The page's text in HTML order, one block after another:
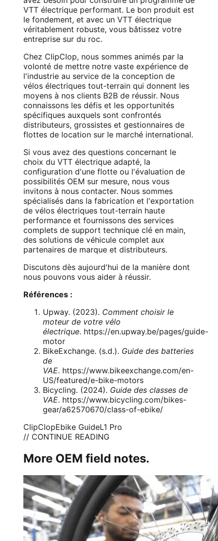
VTT électrique performant. Le bon produit est
le fondement, et avec un VTT électrique
véritablement robuste, vous bâtissez votre
entreprise sur du roc.
Chez ClipClop, nous sommes animés par la
volonté de mettre notre vaste expérience de
l'industrie au service de la conception de
vélos électriques tout-terrain qui donnent les
moyens à nos clients B2B de réussir. Nous
connaissons les défis et les opportunités
spécifiques auxquels sont confrontés
distributeurs, grossistes et gestionnaires de
flottes de location sur le marché international.
Si vous avez des questions concernant le
choix du VTT électrique adapté, la
configuration d'une flotte ou l'évaluation de
possibilités OEM sur mesure, nous vous
invitons à nous contacter. Nous sommes
spécialisés dans la fabrication et l'exportation
de vélos électriques tout-terrain haute
performance et fournissons des services
complets de support technique clé en main,
des solutions de véhicule complet aux
partenaires de marque et distributeurs.
Discutons dès aujourd'hui de la manière dont
nous pouvons vous aider à réussir.
Références :
Upway. (2023). Comment choisir le
moteur de votre vélo
électrique. https://en.upway.be/pages/guide-
motor
BikeExchange. (s.d.). Guide des batteries
de
VAE. https://www.bikeexchange.com/en-
US/featured/e-bike-motors
Bicycling. (2024). Guide des classes de
VAE. https://www.bicycling.com/bikes-
gear/a62570670/class-of-ebike/
ClipClopEbike GuideL1 Pro
// CONTINUE READING
More OEM field notes.